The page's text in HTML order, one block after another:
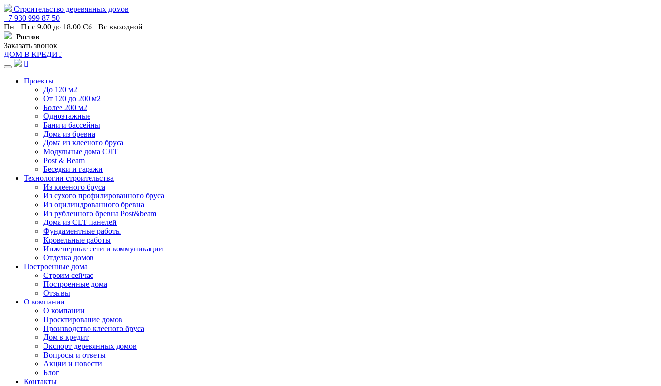
Строительство деревянных домов
+7 930 999 87 50
Пн - Пт с 9.00 до 18.00 Сб - Вс выходной
Ростов
Заказать звонок
ДОМ В КРЕДИТ
Навигация
Проекты
До 120 м2
От 120 до 200 м2
Более 200 м2
Одноэтажные
Бани и бассейны
Дома из бревна
Дома из клееного бруса
Модульные дома СЛТ
Post & Beam
Беседки и гаражи
Технологии строительства
Из клееного бруса
Из сухого профилированного бруса
Из оцилиндрованного бревна
Из рубленного бревна Post&beam
Дома из CLT панелей
Фундаментные работы
Кровельные работы
Инженерные сети и коммуникации
Отделка домов
Построенные дома
Строим сейчас
Построенные дома
Отзывы
О компании
О компании
Проектирование домов
Производство клееного бруса
Дом в кредит
Экспорт деревянных домов
Вопросы и ответы
Акции и новости
Блог
Контакты